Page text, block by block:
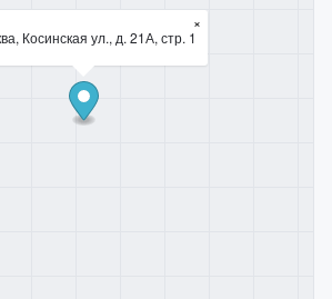
Косинская ул., д. 21А, стр. 1
×